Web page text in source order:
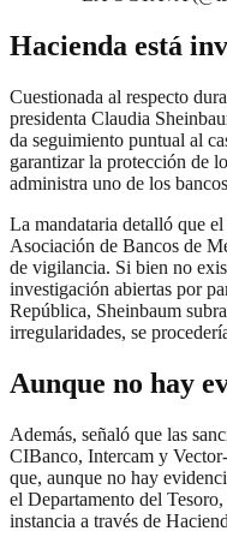
Hacienda está
Cuestionada al respecto
presidenta Claudia
da seguimiento puntual al
garantizar la protección de
administra uno de los
La mandataria detalló que
Asociación de Bancos de
de vigilancia. Si bien no
investigación abiertas por
República, Sheinbaum
irregularidades, se
Aunque no hay
Además, señaló que las
CIBanco, Intercam y
que, aunque no hay
el Departamento del
instancia a través de